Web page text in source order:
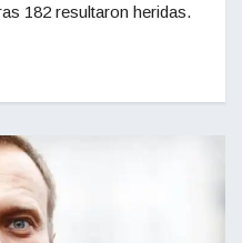
182 resultaron heridas.